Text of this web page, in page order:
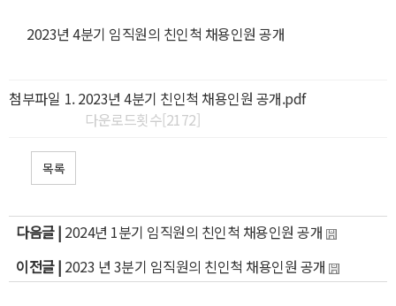
2023년 4분기 임직원의 친인척 채용인원 공개
첨부파일
2023년 4분기 친인척 채용인원 공개.pdf
다운로드횟수[2172]
목록
다음글 | 2024년 1분기 임직원의 친인척 채용인원 공개
이전글 | 2023 년 3분기 임직원의 친인척 채용인원 공개